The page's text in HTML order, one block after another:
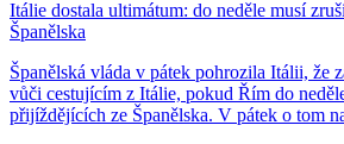
Itálie dostala ultimátum: do neděle musí
Španělska
Španělská vláda v pátek pohrozila Itálii, že
vůči cestujícím z Itálie, pokud Řím do
přijíždějících ze Španělska. V pátek o tom